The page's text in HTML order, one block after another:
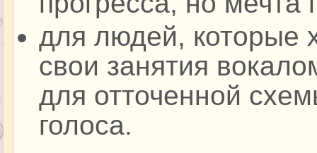
для людей, которые
свои занятия
для отточенной
голоса.